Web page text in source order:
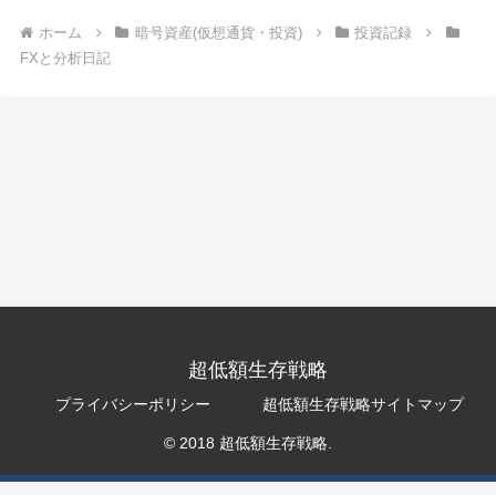
ホーム 暗号資産(仮想通貨・投資)
投資記録
FXと分析日記
超低額生存戦略
プライバシーポリシー 超低額生存戦略サイトマップ
© 2018 超低額生存戦略.